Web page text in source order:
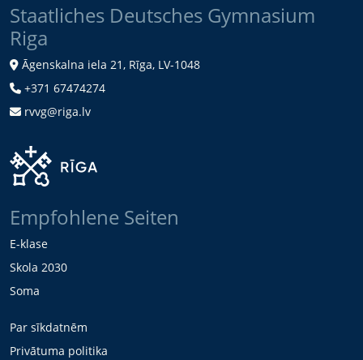
Staatliches Deutsches Gymnasium
Riga
Āgenskalna iela 21, Rīga, LV-1048
+371 67474274
rvvg@riga.lv
Empfohlene Seiten
E-klase
Skola 2030
Soma
Par sīkdatnēm
Privātuma politika